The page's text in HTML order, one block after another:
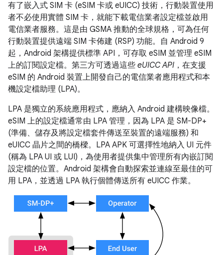
有了嵌入式 SIM 卡 (eSIM 卡或 eUICC) 技術，行動裝置使用
者不必使用實體 SIM 卡，就能下載電信業者設定檔並啟用
電信業者服務。這是由 GSMA 推動的全球規格，可為任何
行動裝置提供遠端 SIM 卡佈建 (RSP) 功能。自 Android 9
起，Android 架構提供標準 API，可存取 eSIM 並管理 eSIM
上的訂閱設定檔。第三方可透過這些 eUICC API ，在支援
eSIM 的 Android 裝置上開發自己的電信業者應用程式和本
機設定檔助理 (LPA)。
LPA 是獨立的系統應用程式，應納入 Android 建構映像檔。
eSIM 上的設定檔通常由 LPA 管理，因為 LPA 是 SM-DP+
(準備、儲存及將設定檔套件傳送至裝置的遠端服務) 和
eUICC 晶片之間的橋樑。LPA APK 可選擇性地納入 UI 元件
(稱為 LPA UI 或 LUI)，為使用者提供集中管理所有內嵌訂閱
設定檔的位置。Android 架構會自動探索並連線至最佳的可
用 LPA，並透過 LPA 執行個體傳送所有 eUICC 作業。